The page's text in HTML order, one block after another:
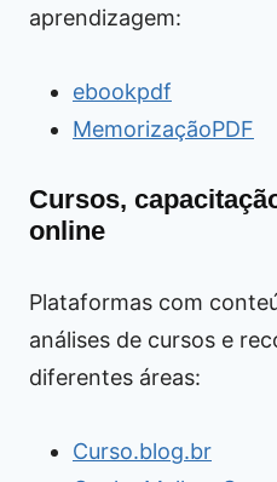
aprendizagem:
ebookpdf
MemorizaçãoPDF
Cursos,
online
Plataformas com
análises de cursos e
diferentes áreas:
Curso.blog.br